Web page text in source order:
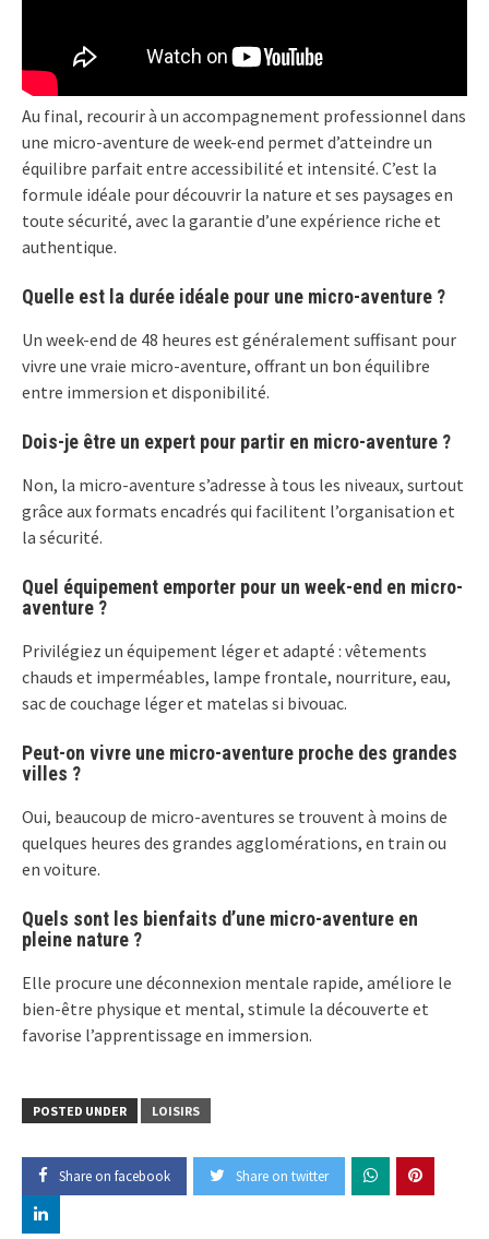
Au final, recourir à un accompagnement professionnel dans
une micro-aventure de week-end permet d’atteindre un
équilibre parfait entre accessibilité et intensité. C’est la
formule idéale pour découvrir la nature et ses paysages en
toute sécurité, avec la garantie d’une expérience riche et
authentique.
Quelle est la durée idéale pour une micro-aventure ?
Un week-end de 48 heures est généralement suffisant pour
vivre une vraie micro-aventure, offrant un bon équilibre
entre immersion et disponibilité.
Dois-je être un expert pour partir en micro-aventure ?
Non, la micro-aventure s’adresse à tous les niveaux, surtout
grâce aux formats encadrés qui facilitent l’organisation et
la sécurité.
Quel équipement emporter pour un week-end en micro-
aventure ?
Privilégiez un équipement léger et adapté : vêtements
chauds et imperméables, lampe frontale, nourriture, eau,
sac de couchage léger et matelas si bivouac.
Peut-on vivre une micro-aventure proche des grandes
villes ?
Oui, beaucoup de micro-aventures se trouvent à moins de
quelques heures des grandes agglomérations, en train ou
en voiture.
Quels sont les bienfaits d’une micro-aventure en
pleine nature ?
Elle procure une déconnexion mentale rapide, améliore le
bien-être physique et mental, stimule la découverte et
favorise l’apprentissage en immersion.
POSTED UNDER LOISIRS
Share on facebook Share on twitter